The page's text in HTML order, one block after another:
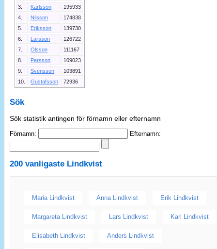
3.
Karlsson
195933
4.
Nilsson
174838
5.
Eriksson
139730
6.
Larsson
126722
7.
Olsson
111167
8.
Persson
109023
9.
Svensson
103891
10.
Gustafsson 72936
Sök
Sök statistik antingen för förnamn eller efternamn
Förnamn: Efternamn:
200 vanligaste Lindkvist
Maria Lindkvist Anna Lindkvist Erik Lindkvist
Margareta Lindkvist Lars Lindkvist Karl Lindkvist
Elisabeth Lindkvist Anders Lindkvist